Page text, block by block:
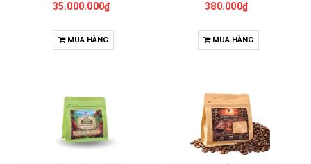
35.000.000₫
MUA HÀNG
380.000₫
MUA HÀNG